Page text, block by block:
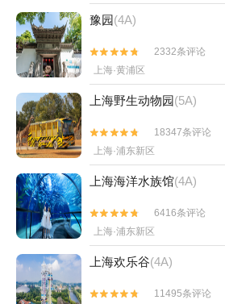
豫园(4A)


2332条评论
上海·黄浦区
上海野生动物园(5A)


18347条评论
上海·浦东新区
上海海洋水族馆(4A)


6416条评论
上海·浦东新区
上海欢乐谷(4A)

 11495条评论